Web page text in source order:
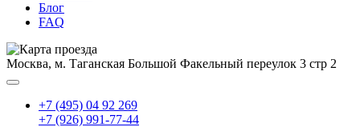
Блог
FAQ
Москва, м. Таганская Большой Факельный переулок 3 стр 2
+7 (495) 04 92 269
+7 (926) 991-77-44